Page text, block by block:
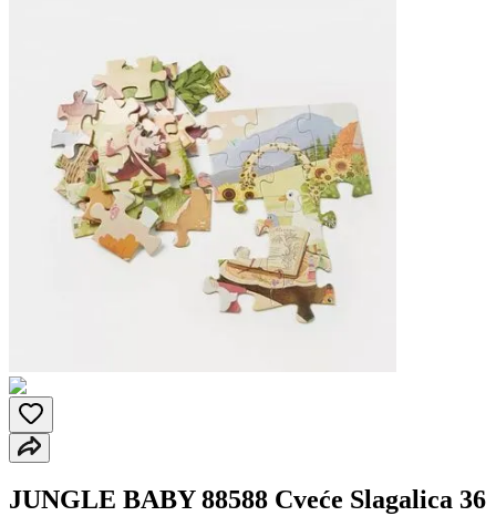
JUNGLE BABY 88588 Cveće Slagalica 36